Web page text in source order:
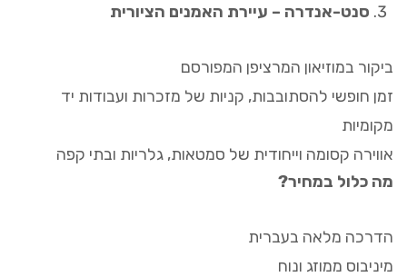
סנט-אנדרה – עיירת האמנים הציורית
ביקור במוזיאון המרציפן המפורסם
זמן חופשי להסתובבות, קניות של מזכרות ועבודות יד
מקומיות
אווירה קסומה וייחודית של סמטאות, גלריות ובתי קפה
מה כלול במחיר?
הדרכה מלאה בעברית
מיניבוס ממוזג ונוח